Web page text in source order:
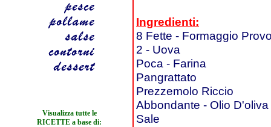
Visualizza tutte le
RICETTE a base di:
Ingredienti:
8 Fette - Formaggio
2 - Uova
Poca - Farina
Pangrattato
Prezzemolo Riccio
Abbondante - Olio D'oliva
Sale